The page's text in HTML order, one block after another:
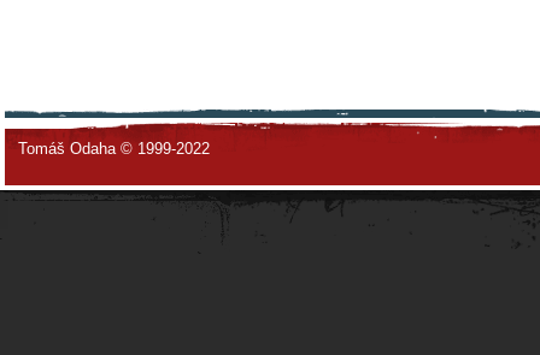
Tomáš Odaha © 1999-2022